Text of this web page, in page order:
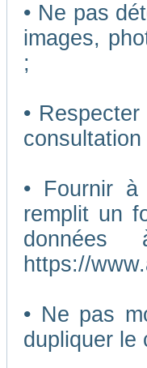
• Ne pas
images,
;
•
consultation
• Fournir à
remplit un
données
https://
• Ne pas
dupliquer le